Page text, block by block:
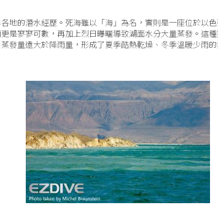
地的潛水經歷。死海雖以「海」為名，實則是一座位於以
是寥寥可數，再加上烈日曝曬導致湖面水分大量蒸發。這
發量遠大於降雨量，形成了夏季酷熱乾燥、冬季溫暖少雨的